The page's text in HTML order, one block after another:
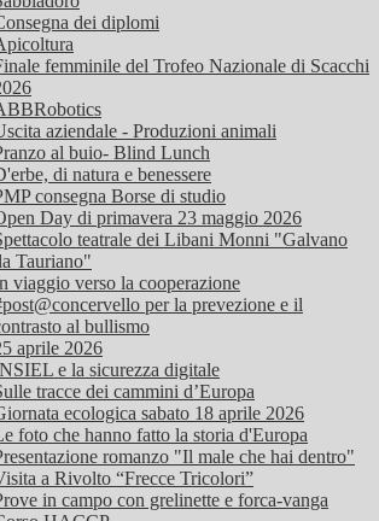
dei diplomi
femminile del Trofeo Nazionale di Scacchi
aziendale - Produzioni animali
al buio- Blind Lunch
di natura e benessere
consegna Borse di studio
Day di primavera 23 maggio 2026
teatrale dei Libani Monni "Galvano
Tauriano"
viaggio verso la cooperazione
per la prevezione e il
al bullismo
aprile 2026
e la sicurezza digitale
tracce dei cammini d’Europa
ecologica sabato 18 aprile 2026
foto che hanno fatto la storia d'Europa
romanzo "Il male che hai dentro"
a Rivolto “Frecce Tricolori”
in campo con grelinette e forca-vanga